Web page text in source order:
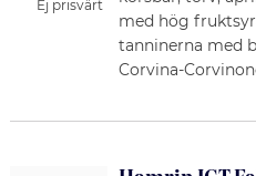
Ej prisvärt
med hög
tanninerna med
Corvina-